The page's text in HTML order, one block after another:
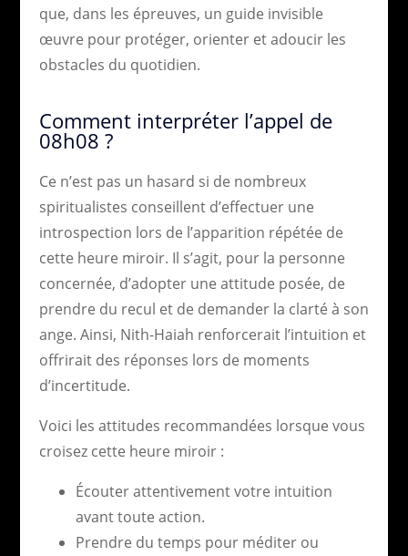
que, dans les épreuves, un guide invisible
œuvre pour protéger, orienter et adoucir les
obstacles du quotidien.
Comment interpréter l’appel de
08h08 ?
Ce n’est pas un hasard si de nombreux
spiritualistes conseillent d’effectuer une
introspection lors de l’apparition répétée de
cette heure miroir. Il s’agit, pour la personne
concernée, d’adopter une attitude posée, de
prendre du recul et de demander la clarté à son
ange. Ainsi, Nith-Haiah renforcerait l’intuition et
offrirait des réponses lors de moments
d’incertitude.
Voici les attitudes recommandées lorsque vous
croisez cette heure miroir :
Écouter attentivement votre intuition
avant toute action.
Prendre du temps pour méditer ou